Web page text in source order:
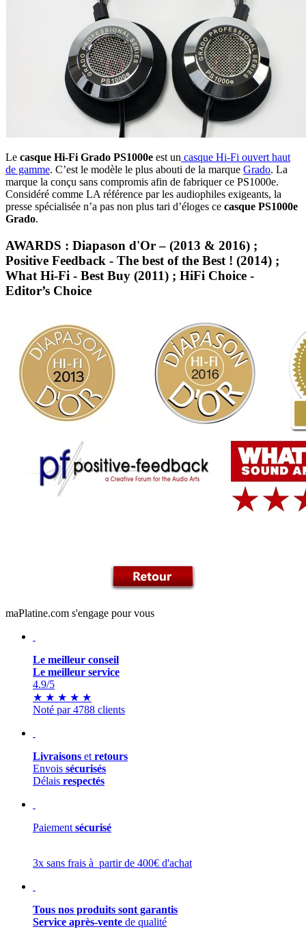
Le casque Hi-Fi Grado PS1000e est un casque Hi-Fi ouvert haut
de gamme. C’est le modèle le plus abouti de la marque Grado. La
marque la conçu sans compromis afin de fabriquer ce PS1000e.
Considéré comme LA référence par les audiophiles exigeants, la
presse spécialisée n’a pas non plus tari d’éloges ce casque PS1000e
Grado.
AWARDS : Diapason d'Or – (2013 & 2016) ;
Positive Feedback - The best of the Best ! (2014) ;
What Hi-Fi - Best Buy (2011) ; HiFi Choice -
Editor’s Choice
maPlatine.com s'engage pour vous
Le meilleur conseil
Le meilleur service
4.9/5
★ ★ ★ ★ ★
Noté par 4788 clients
Livraisons et retours
Envois sécurisés
Délais respectés
Paiement sécurisé
3x sans frais à partir de 400€ d'achat
Tous nos produits sont garantis
Service après-vente de qualité